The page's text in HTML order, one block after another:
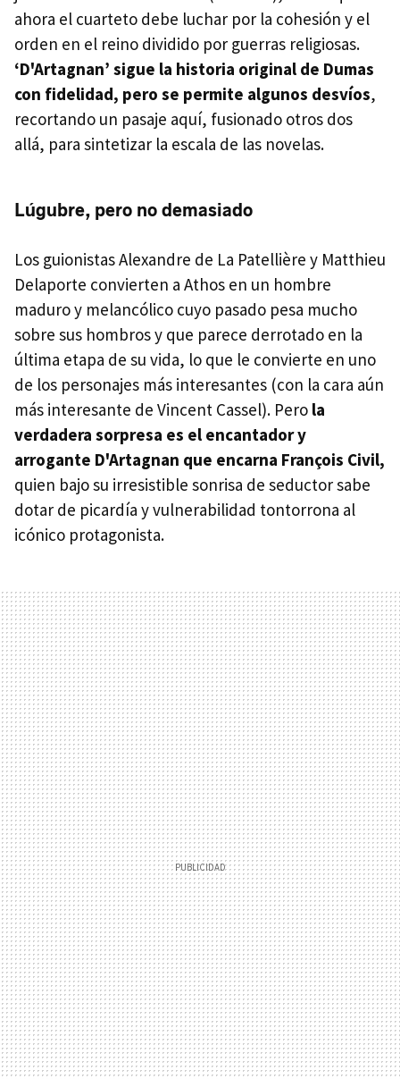
ahora el cuarteto debe luchar por la cohesión y el
orden en el reino dividido por guerras religiosas.
‘D'Artagnan’ sigue la historia original de Dumas
con fidelidad, pero se permite algunos desvíos,
recortando un pasaje aquí, fusionado otros dos
allá, para sintetizar la escala de las novelas.
Lúgubre, pero no demasiado
Los guionistas Alexandre de La Patellière y Matthieu
Delaporte convierten a Athos en un hombre
maduro y melancólico cuyo pasado pesa mucho
sobre sus hombros y que parece derrotado en la
última etapa de su vida, lo que le convierte en uno
de los personajes más interesantes (con la cara aún
más interesante de Vincent Cassel). Pero la
verdadera sorpresa es el encantador y
arrogante D'Artagnan que encarna François Civil,
quien bajo su irresistible sonrisa de seductor sabe
dotar de picardía y vulnerabilidad tontorrona al
icónico protagonista.